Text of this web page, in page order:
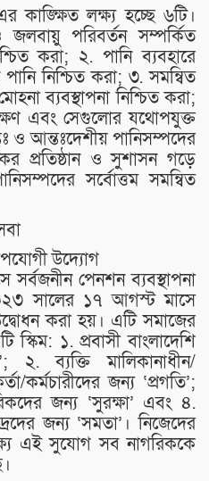
কাঙ্ক্ষিত লক্ষ্য হচ্ছে ৬টি।
পরিবর্তন সম্পর্কিত
করা; ২. পানি ব্যবহারে
নিশ্চিত করা; ৩. সমন্বিত
ব্যবস্থাপনা নিশ্চিত করা;
এবং সেগুলোর যথোপযুক্ত
ও আন্তঃদেশীয় পানিসম্পদের
প্রতিষ্ঠান ও সুশাসন গড়ে
সর্বোত্তম সমন্বিত
উদ্যোগ
সর্বজনীন পেনশন ব্যবস্থাপনা
সালের ১৭ আগস্ট মাসে
করা হয়। এটি সমাজের
১. প্রবাসী বাংলাদেশি
২. ব্যক্তি মালিকানাধীন/
কর্মচারীদের জন্য ‘প্রগতি’;
জন্য ‘সুরক্ষা’ এবং ৪.
জন্য ‘সমতা’। নিজেদের
এই সুযোগ সব নাগরিককে